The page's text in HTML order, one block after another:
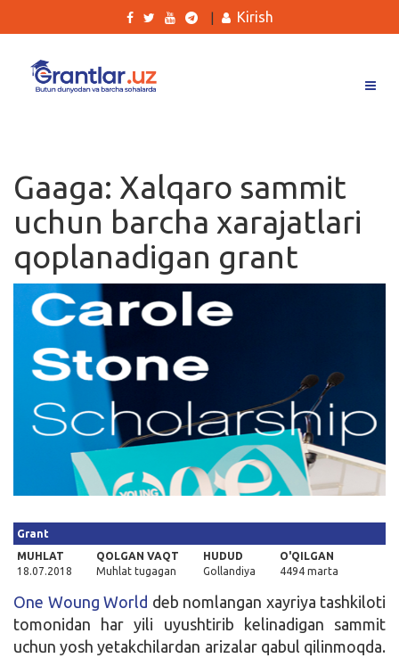
Ishlar
Kurslar
Blog
Yana
Kirish
Kirish
Gaaga: Xalqaro sammit
uchun barcha xarajatlari
qoplanadigan grant
Grant
MUHLAT
18.07.2018
QOLGAN VAQT
Muhlat tugagan
HUDUD
Gollandiya
O'QILGAN
4494 marta
One Woung World deb nomlangan xayriya tashkiloti
tomonidan har yili uyushtirib kelinadigan sammit
uchun yosh yetakchilardan arizalar qabul qilinmoqda.